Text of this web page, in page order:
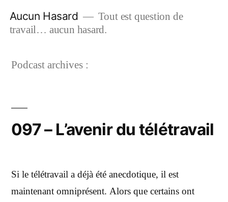
Aucun Hasard
Tout est question de
travail… aucun hasard.
Podcast archives :
097 – L’avenir du télétravail
Si le télétravail a déjà été anecdotique, il est
maintenant omniprésent. Alors que certains ont